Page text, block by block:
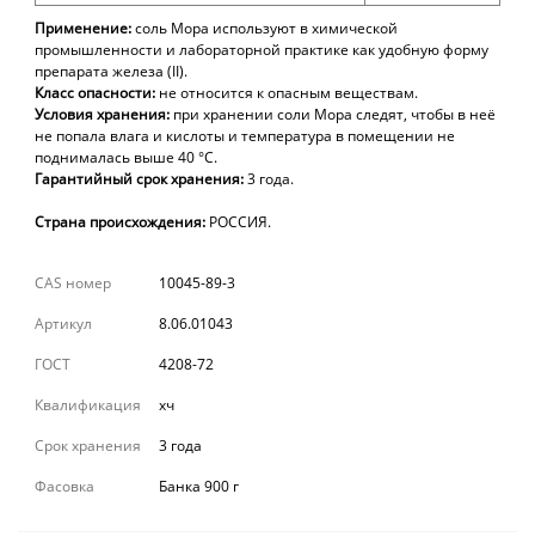
Применение:соль Мора используют в химической
промышленности и лабораторной практике как удобную форму
препарата железа (II).
Класс опасности: не относится к опасным веществам.
Условия хранения: при хранении соли Мора следят, чтобы в неё
не попала влага и кислоты и температура в помещении не
поднималась выше 40 °С.
Гарантийный срокхранения:3 года.
Страна происхождения: РОССИЯ.
CAS номер
10045-89-3
Артикул
8.06.01043
ГОСТ
4208-72
Квалификация
хч
Срок хранения
3 года
Фасовка
Банка 900 г